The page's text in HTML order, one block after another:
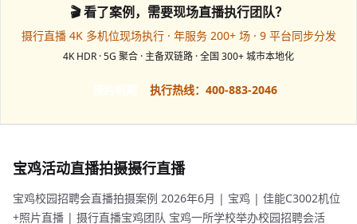
🎬 看了案例，需要现场直播执行团队？
摄行直播 4K 多机位现场执行 · 年服务 200+ 场 · 9 平台同步分发
4K HDR · 5G 聚合 · 主备双链路 · 全国 300+ 城市本地化
执行热线：400-883-2046
宝鸡活动直播拍摄摄行直播
宝鸡校园招聘会直播拍摄案例 2026年6月 | 宝鸡 | 佳能C3002机位
+照片直播 | 摄行直播宝鸡团队 宝鸡一所学校举办校园招聘会活